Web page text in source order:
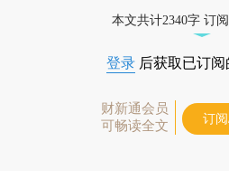
本文共计2340字 订
登录 后获取已订
财新通会员
可畅读全文
订